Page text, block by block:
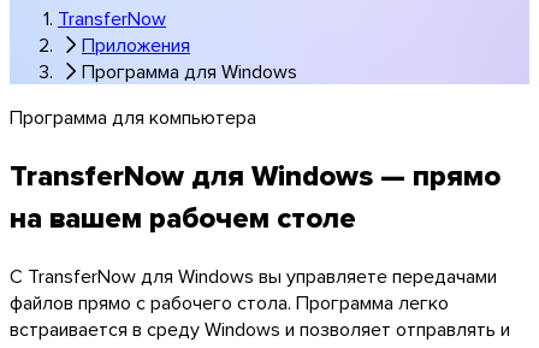
TransferNow
Приложения
Программа для Windows
Программа для компьютера
TransferNow для Windows — прямо
на вашем рабочем столе
С TransferNow для Windows вы управляете передачами
файлов прямо с рабочего стола. Программа легко
встраивается в среду Windows и позволяет отправлять и